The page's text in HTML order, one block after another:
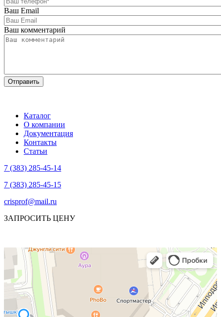
Ваш Email
Ваш комментарий
Каталог
О компании
Документация
Контакты
Статьи
7 (383) 285-45-14
7 (383) 285-45-15
crisprof@mail.ru
ЗАПРОСИТЬ ЦЕНУ